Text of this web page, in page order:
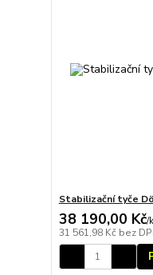
Stabilizační tyče
38 190,00 Kč/
31 561,98 Kč bez